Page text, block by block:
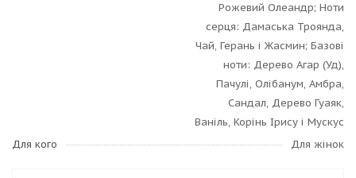
Рожевий Олеандр; Ноти
серця: Дамаська Троянда,
Чай, Герань і Жасмин; Базові
ноти: Дерево Агар (Уд),
Пачулі, Олібанум, Амбра,
Сандал, Дерево Гуаяк,
Ваніль, Корінь Ірису і Мускус
Для кого
Для жінок